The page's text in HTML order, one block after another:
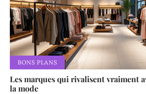
BONS PLANS
Les marques qui rivalisent vraiment
la mode